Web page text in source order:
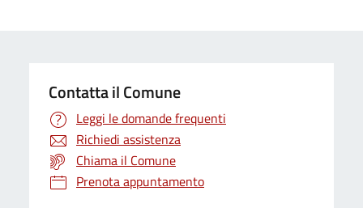
Contatta il Comune
Leggi le domande frequenti
Richiedi assistenza
Chiama il Comune
Prenota appuntamento